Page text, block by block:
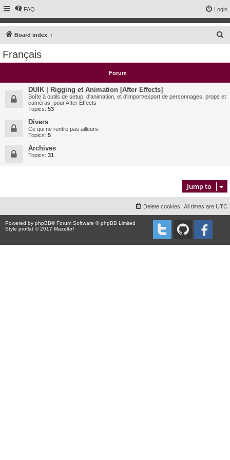
FAQ Login
Board index
c
h
Français
Forum
DUIK | Rigging et Animation [After Effects]
Boîte à outils de setup, d'animation, et d'import/export de personnages, props et
caméras, pour After Effects
Topics: 53
Divers
Ce qui ne rentre pas ailleurs.
Topics: 5
Archives
Topics: 31
Jump to
All times are UTC
Delete cookies
Powered by phpBB® Forum Software © phpBB Limited
Style proflat © 2017 Mazeltof